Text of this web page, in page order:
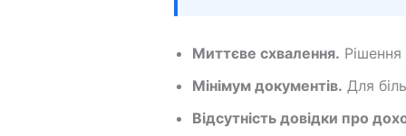
Миттєве схвалення.
Мінімум документів. Для
Відсутність довідки про